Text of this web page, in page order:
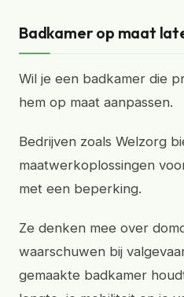
Badkamer op maat
Wil je een badkamer die
hem op maat aanpassen.
Bedrijven zoals Welzorg
maatwerkoplossingen
met een beperking.
Ze denken mee over
waarschuwen bij
gemaakte badkamer